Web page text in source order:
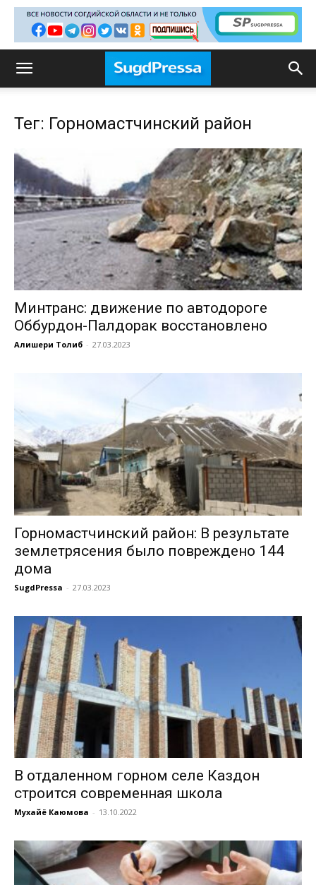
Тег: Горномастчинский район
Минтранс: движение по автодороге
Оббурдон-Палдорак восстановлено
Алишери Толиб - 27.03.2023
Горномастчинский район: В результате
землетрясения было повреждено 144
дома
SugdPressa - 27.03.2023
В отдаленном горном селе Каздон
строится современная школа
Мухайё Каюмова - 13.10.2022